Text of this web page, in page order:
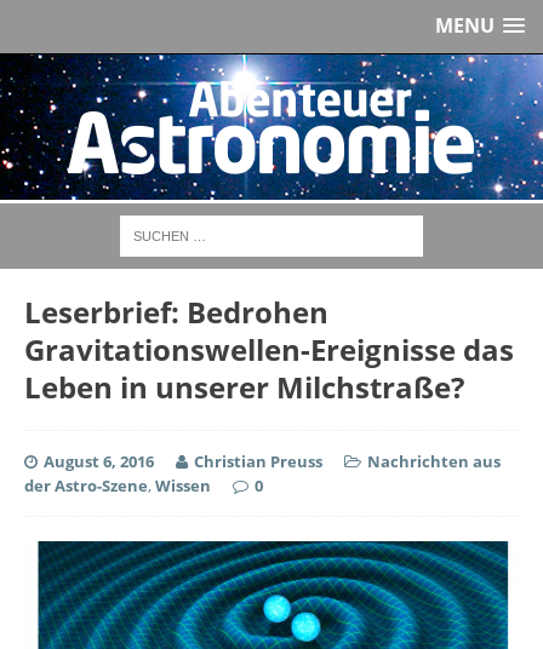
MENU
Leserbrief: Bedrohen
Gravitationswellen-Ereignisse das
Leben in unserer Milchstraße?
August 6, 2016 Christian Preuss
Nachrichten aus
der Astro-Szene,Wissen 0